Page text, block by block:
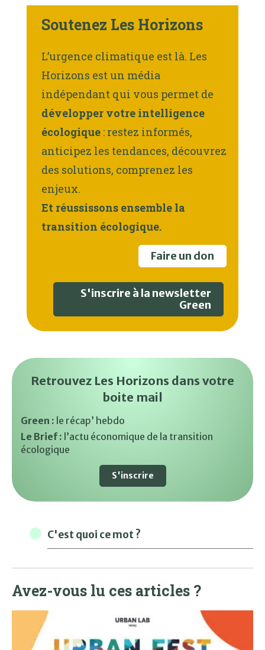
Soutenez Les Horizons
L’urgence climatique est là. Les
Horizons est un média
indépendant qui vous permet de
développer votre intelligence
écologique : restez informés,
anticipez les tendances, découvrez
des solutions, comprenez les
enjeux.
Et réussissons ensemble la
transition écologique.
Faire un don
S'inscrire à la newsletter
Green
Retrouvez Les Horizons dans votre
boite mail
Green : le récap’ hebdo
Le Brief : l’actu économique de la transition
écologique
S'inscrire
C'est quoi ce mot ?
Avez-vous lu ces articles ?